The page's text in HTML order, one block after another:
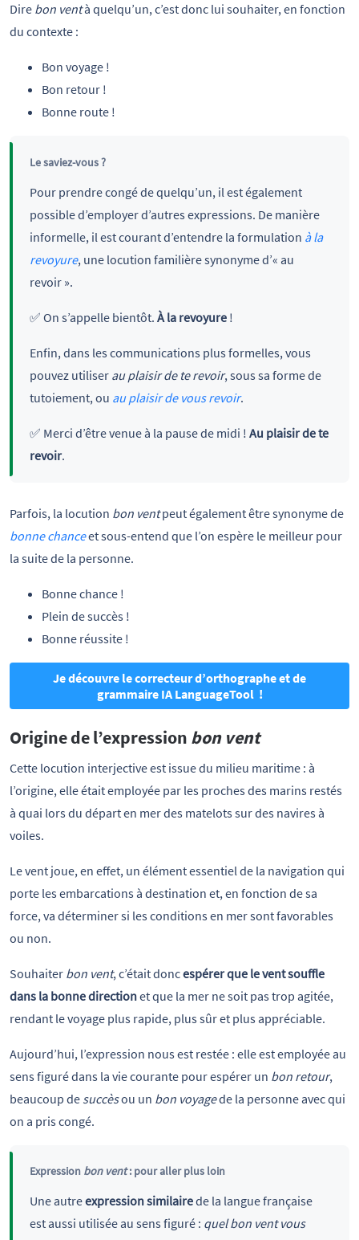
Dire bon ventà quelqu’un, c’est donc lui souhaiter, en fonction
du contexte :
Bon voyage !
Bon retour !
Bonne route !
Le saviez-vous ?
Pour prendre congé de quelqu’un, il est également
possible d’employer d’autres expressions. De manière
informelle, il est courant d’entendre la formulation à la
revoyure, une locution familière synonyme d’« au
revoir ».
✅ On s’appelle bientôt. À la revoyure!
Enfin, dans les communications plus formelles, vous
pouvez utiliser au plaisir de te revoir, sous sa forme de
tutoiement, ou au plaisir de vous revoir.
✅ Merci d’être venue à la pause de midi ! Au plaisir de te
revoir.
Parfois, la locution bon ventpeut également être synonyme de
bonne chanceet sous-entend que l’on espère le meilleur pour
la suite de la personne.
Bonne chance !
Plein de succès !
Bonne réussite !
Je découvre le correcteur d’orthographe et de
grammaire IA LanguageTool !
Origine de l’expression bon vent
Cette locution interjective est issue du milieu maritime : à
l’origine, elle était employée par les proches des marins restés
à quai lors du départ en mer des matelots sur des navires à
voiles.
Le vent joue, en effet, un élément essentiel de la navigation qui
porte les embarcations à destination et, en fonction de sa
force, va déterminer si les conditions en mer sont favorables
ou non.
Souhaiter bon vent, c’était doncespérer que le vent souffle
dans la bonne directionet que la mer ne soit pas trop agitée,
rendant le voyage plus rapide, plus sûr et plus appréciable.
Aujourd’hui, l’expression nous est restée : elle est employée au
sens figuré dans la vie courante pour espérer un bon retour,
beaucoup de succèsou un bon voyagede la personne avec qui
on a pris congé.
Expression bon vent: pour aller plus loin
Une autreexpression similairede la langue française
est aussi utilisée au sens figuré : quel bon vent vous